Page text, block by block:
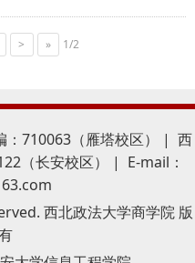
署。
> » 1/2
：710063（雁塔校区） | 西
（长安校区） | E-mail：
西北政法大学商学院 版